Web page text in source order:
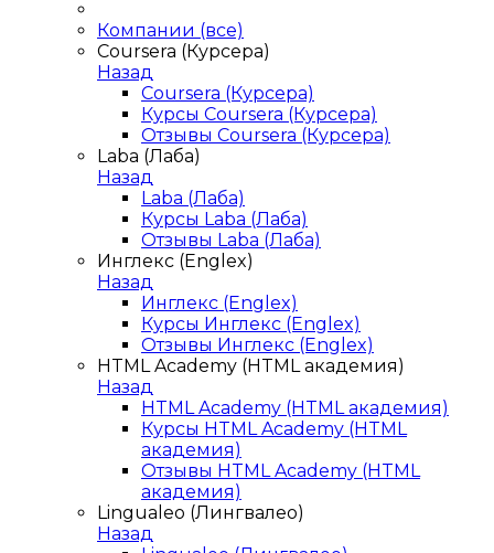
Компании (все)
Coursera (Курсера)
Назад
Coursera (Курсера)
Курсы Coursera (Курсера)
Отзывы Coursera (Курсера)
Laba (Лаба)
Назад
Laba (Лаба)
Курсы Laba (Лаба)
Отзывы Laba (Лаба)
Инглекс (Englex)
Назад
Инглекс (Englex)
Курсы Инглекс (Englex)
Отзывы Инглекс (Englex)
HTML Academy (HTML академия)
Назад
HTML Academy (HTML академия)
Курсы HTML Academy (HTML
академия)
Отзывы HTML Academy (HTML
академия)
Lingualeo (Лингвалео)
Назад